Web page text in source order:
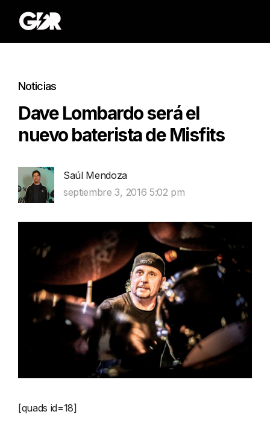
Noticias
Dave Lombardo será el
nuevo baterista de Misfits
Saúl Mendoza
septiembre 3, 2016 5:02 pm
[quads id=18]